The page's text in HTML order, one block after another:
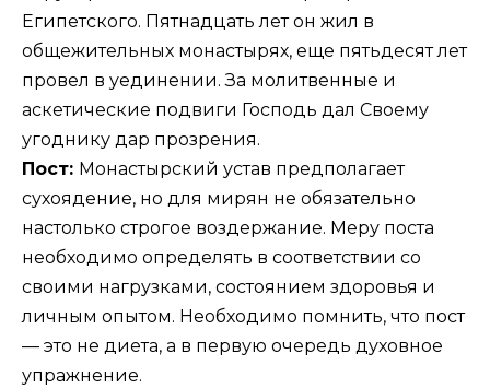
Египетского. Пятнадцать лет он жил в
общежительных монастырях, еще пятьдесят лет
провел в уединении. За молитвенные и
аскетические подвиги Господь дал Своему
угоднику дар прозрения.
Пост: Монастырский устав предполагает
сухоядение, но для мирян не обязательно
настолько строгое воздержание. Меру поста
необходимо определять в соответствии со
своими нагрузками, состоянием здоровья и
личным опытом. Необходимо помнить, что пост
— это не диета, а в первую очередь духовное
упражнение.